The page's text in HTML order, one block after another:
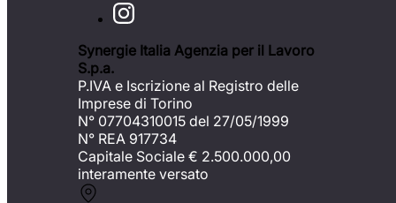
Synergie Italia Agenzia per il Lavoro
S.p.a.
P.IVA e Iscrizione al Registro delle
Imprese di Torino
N° 07704310015 del 27/05/1999
N° REA 917734
Capitale Sociale € 2.500.000,00
interamente versato